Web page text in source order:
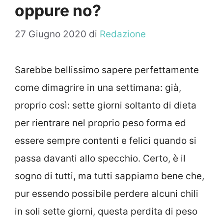
oppure no?
27 Giugno 2020 di Redazione
Sarebbe bellissimo sapere perfettamente
come dimagrire in una settimana: già,
proprio così: sette giorni soltanto di dieta
per rientrare nel proprio peso forma ed
essere sempre contenti e felici quando si
passa davanti allo specchio. Certo, è il
sogno di tutti, ma tutti sappiamo bene che,
pur essendo possibile perdere alcuni chili
in soli sette giorni, questa perdita di peso